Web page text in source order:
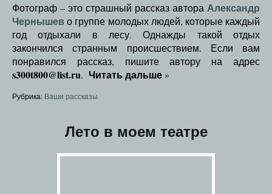
Фотограф – это страшный рассказ автора Александр
Чернышев о группе молодых людей, которые каждый
год отдыхали в лесу. Однажды такой отдых
закончился странным происшествием. Если вам
понравился рассказ, пишите автору на адрес
s300t800@list.ru. Читать дальше »
Рубрика: Ваши рассказы
Лето в моем театре